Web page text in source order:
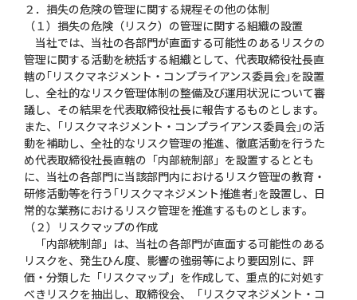
２．損失の危険の管理に関する規程その他の体制
（１）損失の危険（リスク）の管理に関する組織の設置
当社では、当社の各部門が直面する可能性のあるリスクの
管理に関する活動を統括する組織として、代表取締役社長直
轄の｢リスクマネジメント・コンプライアンス委員会｣を設置
し、全社的なリスク管理体制の整備及び運用状況について審
議し、その結果を代表取締役社長に報告するものとします。
また、｢リスクマネジメント・コンプライアンス委員会｣の活
動を補助し、全社的なリスク管理の推進、徹底活動を行うた
め代表取締役社長直轄の「内部統制部」を設置するととも
に、当社の各部門に当該部門内におけるリスク管理の教育・
研修活動等を行う｢リスクマネジメント推進者｣を設置し、日
常的な業務におけるリスク管理を推進するものとします。
（２）リスクマップの作成
「内部統制部」は、当社の各部門が直面する可能性のある
リスクを、発生ひん度、影響の強弱等により要因別に、評
価・分類した「リスクマップ」を作成して、重点的に対処す
べきリスクを抽出し、取締役会、「リスクマネジメント・コ